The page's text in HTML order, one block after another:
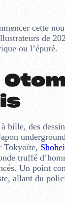
cette
de
ou l’épuré.
bille, des
Tokyoïte,
truffé
Un point
allant du